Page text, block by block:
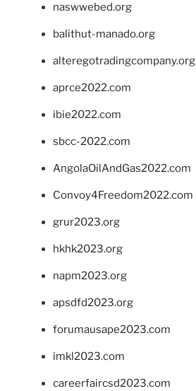
naswwebed.org
balithut-manado.org
alteregotradingcompany.org
aprce2022.com
ibie2022.com
sbcc-2022.com
AngolaOilAndGas2022.com
Convoy4Freedom2022.com
grur2023.org
hkhk2023.org
napm2023.org
apsdfd2023.org
forumausape2023.com
imkl2023.com
careerfaircsd2023.com